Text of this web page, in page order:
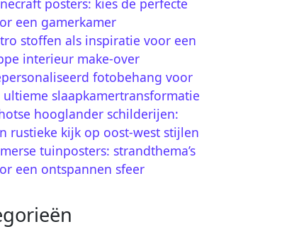
posters: kies de perfecte
een gamerkamer
stoffen als inspiratie voor een
interieur make-over
fotobehang voor
ultieme slaapkamertransformatie
hooglander schilderijen:
rustieke kijk op oost-west stijlen
tuinposters: strandthema’s
een ontspannen sfeer